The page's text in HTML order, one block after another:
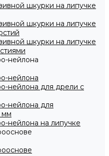
шкурки на липучке
шкурки на липучке
шкурки на липучке
нейлона
нейлона
нейлона для дрели с
нейлона для
мм
нейлона на липучке